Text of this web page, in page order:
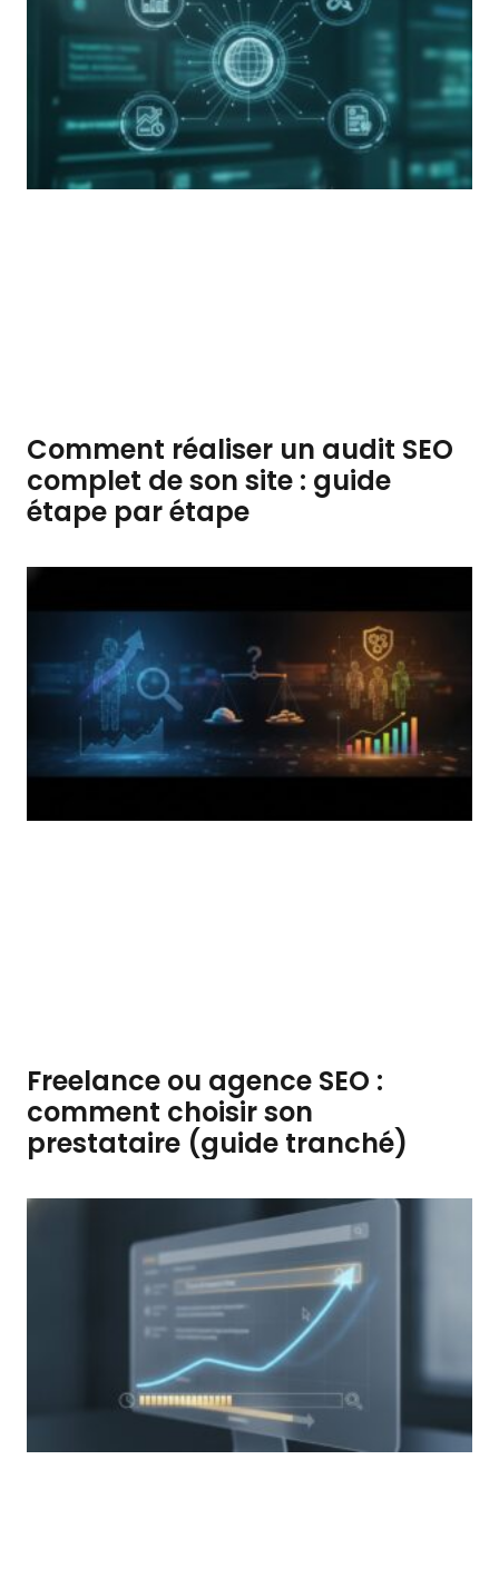
Comment réaliser un audit SEO
complet de son site : guide
étape par étape
Freelance ou agence SEO :
comment choisir son
prestataire (guide tranché)